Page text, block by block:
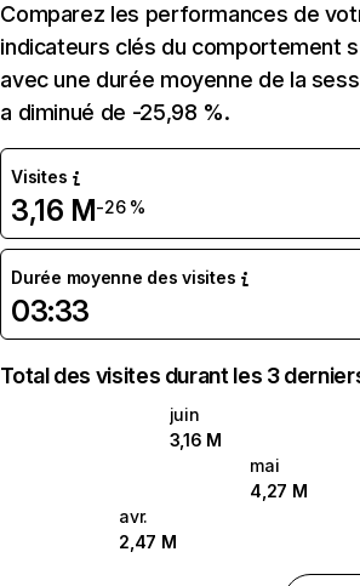
Comparez les performances de
indicateurs clés du comportement
avec une durée moyenne de la
a diminué de -25,98 %.
Visites
3,16 M-26 %
Durée moyenne des visites
03:33
Total des visites durant les 3
juin
3,16 M
mai
4,27 M
avr.
2,47 M